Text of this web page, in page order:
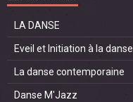
LA DANSE
Eveil et Initiation à la danse
La danse contemporaine
Danse M'Jazz